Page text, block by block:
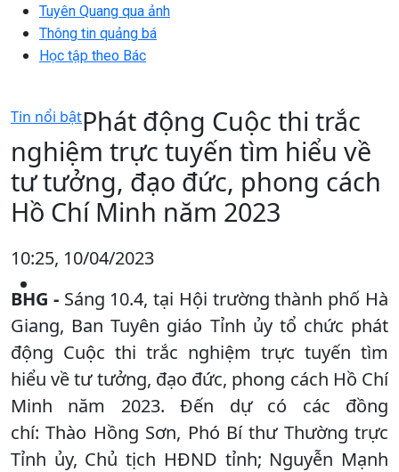
Tuyên Quang qua ảnh
Thông tin quảng bá
Học tập theo Bác
Tin nổi bậtPhát động Cuộc thi trắc
nghiệm trực tuyến tìm hiểu về
tư tưởng, đạo đức, phong cách
Hồ Chí Minh năm 2023
10:25, 10/04/2023
BHG - Sáng 10.4, tại Hội trường thành phố Hà
Giang, Ban Tuyên giáo Tỉnh ủy tổ chức phát
động Cuộc thi trắc nghiệm trực tuyến tìm
hiểu về tư tưởng, đạo đức, phong cách Hồ Chí
Minh năm 2023. Đến dự có các đồng
chí: Thào Hồng Sơn, Phó Bí thư Thường trực
Tỉnh ủy, Chủ tịch HĐND tỉnh; Nguyễn Mạnh